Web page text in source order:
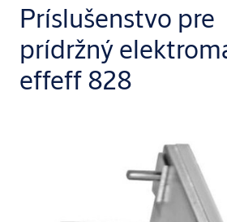
Príslušenstvo pre
prídržný
effeff 828